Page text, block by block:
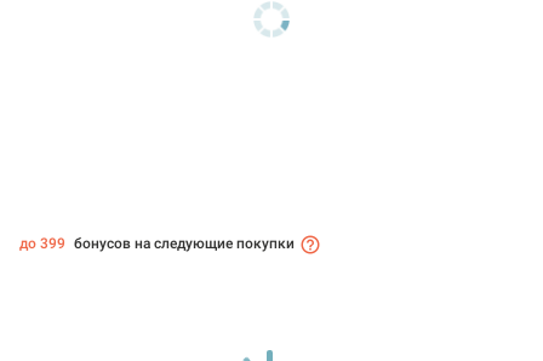
до 399 бонусов на следующие покупки